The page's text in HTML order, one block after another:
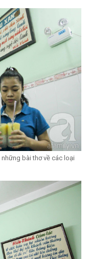
bài thơ về các loại